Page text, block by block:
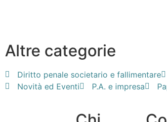
Altre categorie
Diritto penale societario e fallimentare
Novità ed Eventi
P.A. e impresa